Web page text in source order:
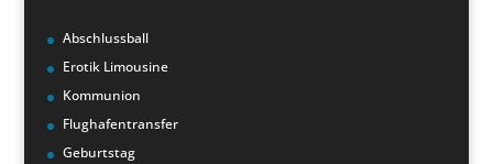
Abschlussball
Erotik Limousine
Kommunion
Flughafentransfer
Geburtstag